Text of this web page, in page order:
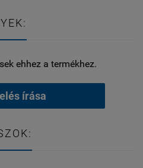
ehhez a termékhez.
írása